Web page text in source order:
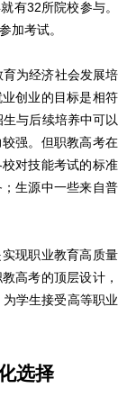
有32所院校参与。
加考试。
为经济社会发展培
创业的目标是相符
与后续培养中可以
强。但职教高考在
对技能考试的标准
生源中一些来自普
现职业教育高质量
高考的顶层设计，
学生接受高等职业
选择